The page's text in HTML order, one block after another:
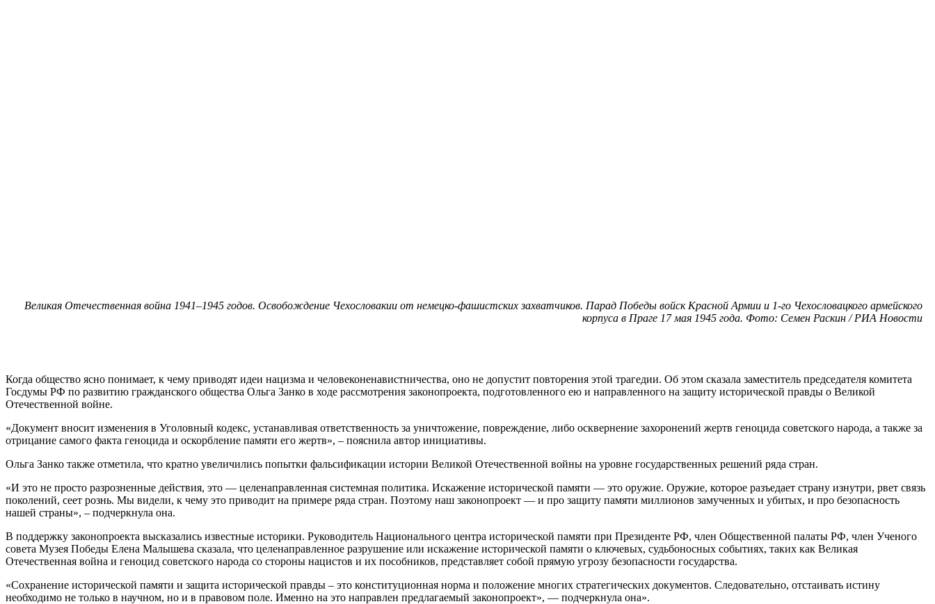
Великая Отечественная война 1941–1945 годов. Освобождение Чехословакии от немецко-фашистских захватчиков. Парад Победы войск Красной Армии и 1-го Чехословацкого армейского
корпуса в Праге 17 мая 1945 года. Фото: Семен Раскин / РИА Новости
Когда общество ясно понимает, к чему приводят идеи нацизма и человеконенавистничества, оно не допустит повторения этой трагедии. Об этом сказала заместитель председателя комитета
Госдумы РФ по развитию гражданского общества Ольга Занко в ходе рассмотрения законопроекта, подготовленного ею и направленного на защиту исторической правды о Великой
Отечественной войне.
«Документ вносит изменения в Уголовный кодекс, устанавливая ответственность за уничтожение, повреждение, либо осквернение захоронений жертв геноцида советского народа, а также за
отрицание самого факта геноцида и оскорбление памяти его жертв», – пояснила автор инициативы.
Ольга Занко также отметила, что кратно увеличились попытки фальсификации истории Великой Отечественной войны на уровне государственных решений ряда стран.
«И это не просто разрозненные действия, это — целенаправленная системная политика. Искажение исторической памяти — это оружие. Оружие, которое разъедает страну изнутри, рвет связь
поколений, сеет рознь. Мы видели, к чему это приводит на примере ряда стран. Поэтому наш законопроект — и про защиту памяти миллионов замученных и убитых, и про безопасность
нашей страны», – подчеркнула она.
В поддержку законопроекта высказались известные историки. Руководитель Национального центра исторической памяти при Президенте РФ, член Общественной палаты РФ, член Ученого
совета Музея Победы Елена Малышева сказала, что целенаправленное разрушение или искажение исторической памяти о ключевых, судьбоносных событиях, таких как Великая
Отечественная война и геноцид советского народа со стороны нацистов и их пособников, представляет собой прямую угрозу безопасности государства.
«Сохранение исторической памяти и защита исторической правды – это конституционная норма и положение многих стратегических документов. Следовательно, отстаивать истину
необходимо не только в научном, но и в правовом поле. Именно на это направлен предлагаемый законопроект», — подчеркнула она».